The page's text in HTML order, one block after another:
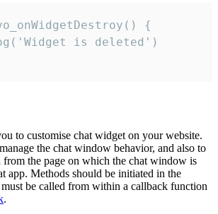
{
is deleted')
to customise chat widget on your website.
the chat window behavior, and also to
from the page on which the chat window is
app. Methods should be initiated in the
be called from within a callback function
.